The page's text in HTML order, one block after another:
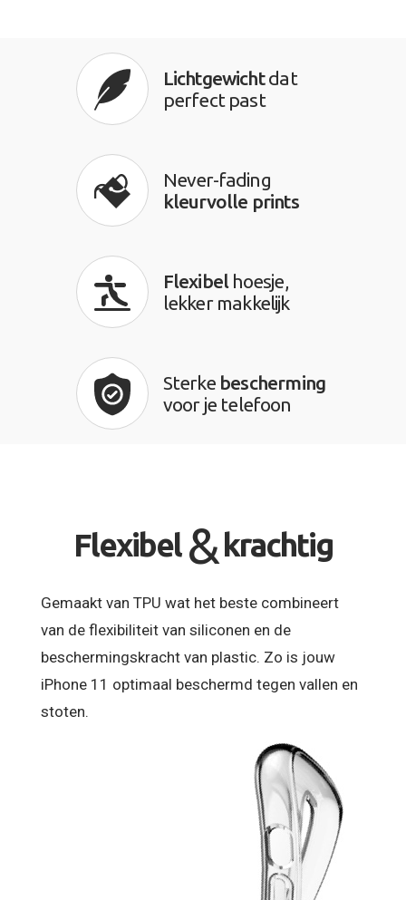
Lichtgewichtdat
perfect past
Never-fading
kleurvolle prints
Flexibel hoesje,
lekker makkelijk
Sterke bescherming
voor je telefoon
Flexibel & krachtig
Gemaakt van TPU wat het beste combineert
van de flexibiliteit van siliconen en de
beschermingskracht van plastic. Zo is jouw
iPhone 11 optimaal beschermd tegen vallen en
stoten.